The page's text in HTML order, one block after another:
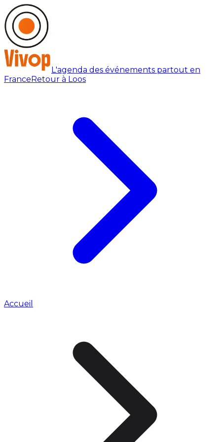
L'agenda des événements partout en
FranceRetour à Loos
Accueil